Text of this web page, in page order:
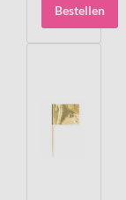
Bestellen